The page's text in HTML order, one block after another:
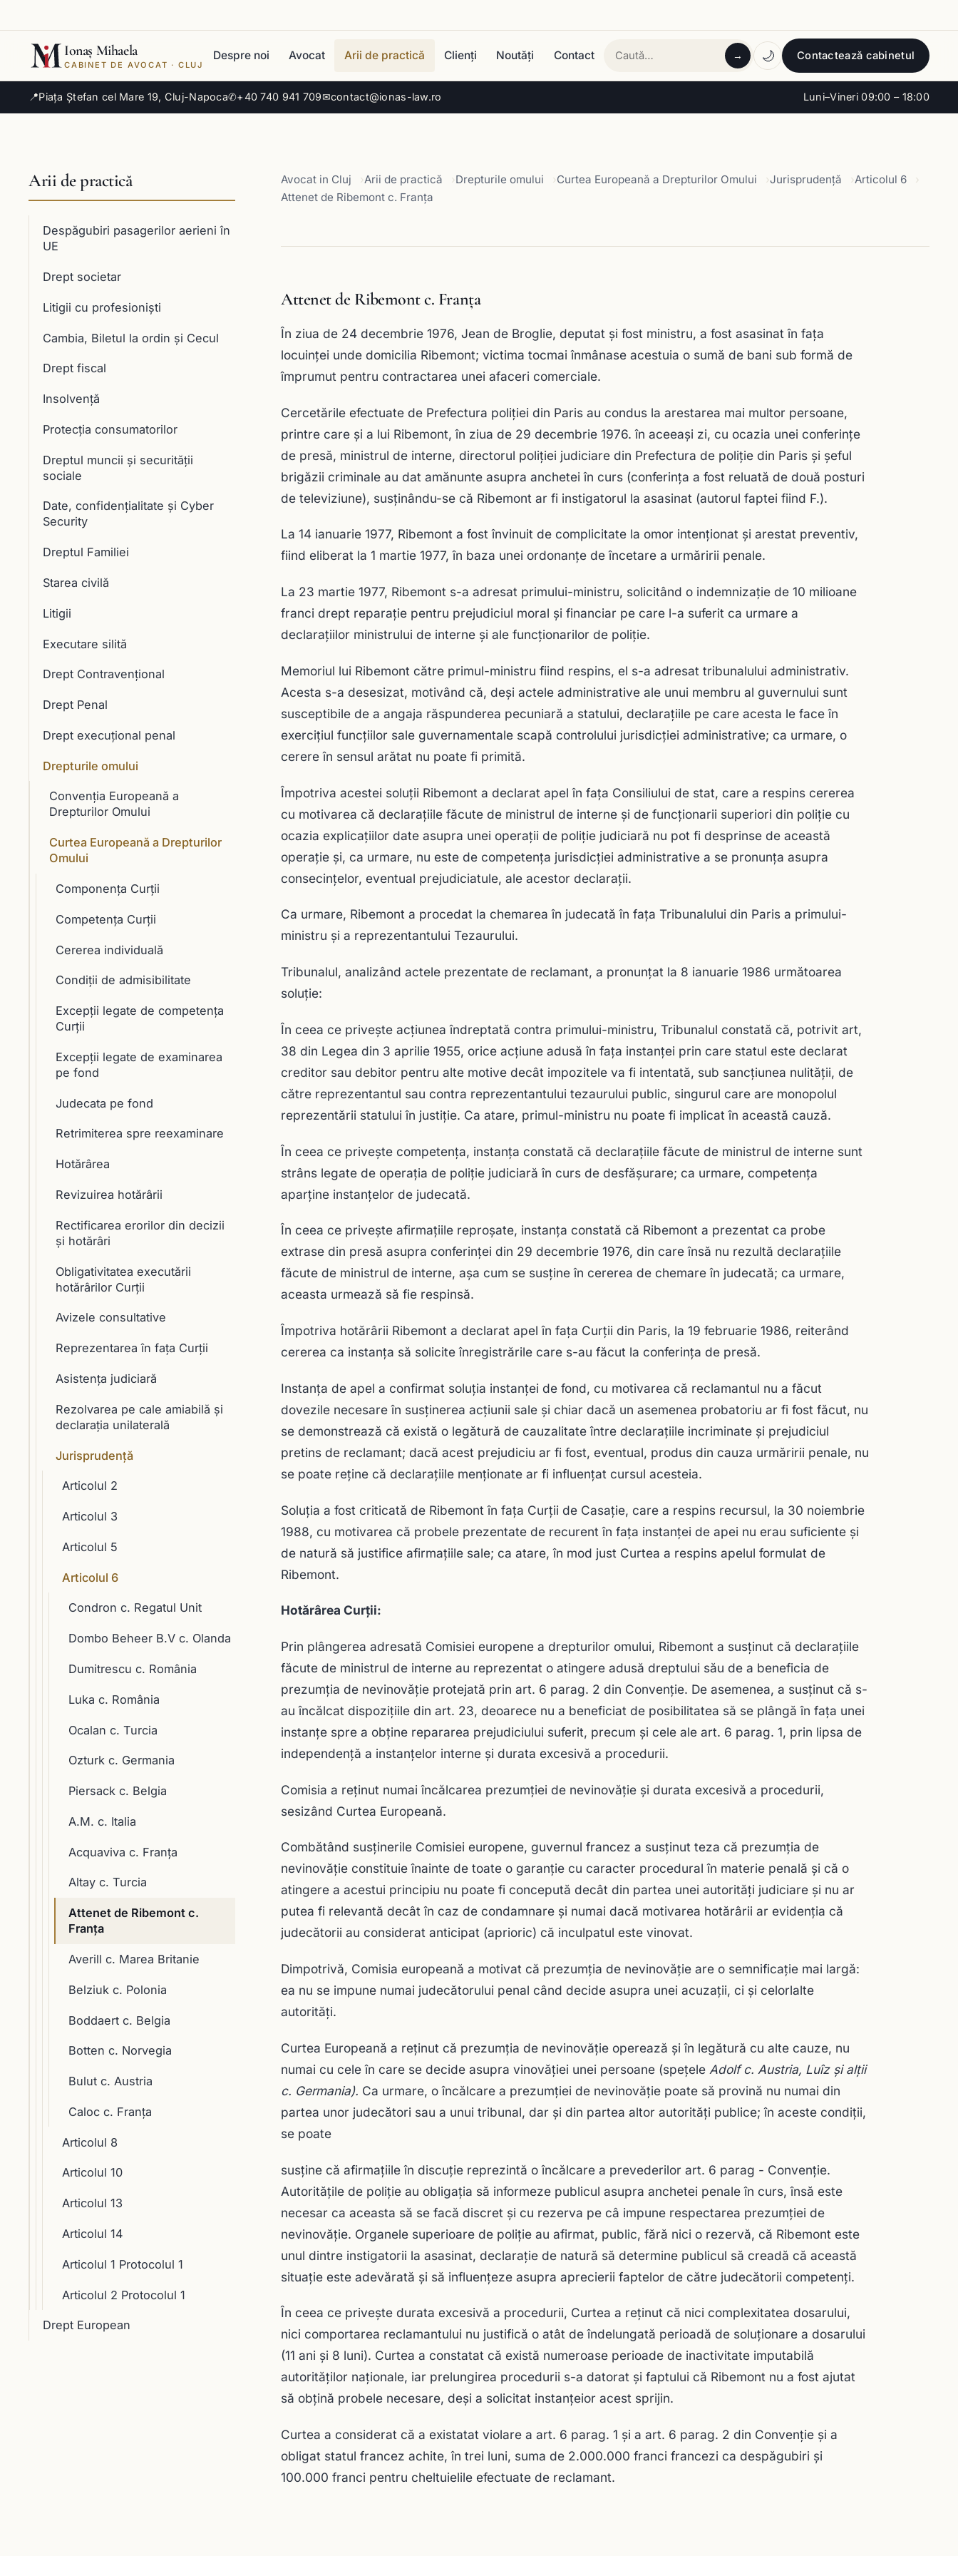
📍Piața Ștefan cel Mare 19, Cluj-Napoca✆+40 740 941 709✉contact@ionas-law.ro Luni–Vineri 09:00 – 18:00
Ionaș Mihaela
CABINET DE AVOCAT · CLUJ
Despre noi Avocat Arii de practică Clienți Noutăți Contact → 🌙 Contactează cabinetul
Arii de practică
Despăgubiri pasagerilor aerieni în
UE
Drept societar
Litigii cu profesioniști
Cambia, Biletul la ordin și Cecul
Drept fiscal
Insolvență
Protecția consumatorilor
Dreptul muncii și securității
sociale
Date, confidențialitate și Cyber
Security
Dreptul Familiei
Starea civilă
Litigii
Executare silită
Drept Contravențional
Drept Penal
Drept execuţional penal
Drepturile omului
Convenția Europeană a
Drepturilor Omului
Curtea Europeană a Drepturilor
Omului
Componenţa Curţii
Competența Curții
Cererea individuală
Condiții de admisibilitate
Excepții legate de competența
Curții
Excepții legate de examinarea
pe fond
Judecata pe fond
Retrimiterea spre reexaminare
Hotărârea
Revizuirea hotărârii
Rectificarea erorilor din decizii
şi hotărâri
Obligativitatea executării
hotărârilor Curţii
Avizele consultative
Reprezentarea în faţa Curţii
Asistenţa judiciară
Rezolvarea pe cale amiabilă şi
declaraţia unilaterală
Jurisprudență
Articolul 2
Articolul 3
Articolul 5
Articolul 6
Condron c. Regatul Unit
Dombo Beheer B.V c. Olanda
Dumitrescu c. România
Luka c. România
Ocalan c. Turcia
Ozturk c. Germania
Piersack c. Belgia
A.M. c. Italia
Acquaviva c. Franţa
Altay c. Turcia
Attenet de Ribemont c.
Franţa
Averill c. Marea Britanie
Belziuk c. Polonia
Boddaert c. Belgia
Botten c. Norvegia
Bulut c. Austria
Caloc c. Franţa
Articolul 8
Articolul 10
Articolul 13
Articolul 14
Articolul 1 Protocolul 1
Articolul 2 Protocolul 1
Drept European
Avocat in Cluj Arii de practică Drepturile omului Curtea Europeană a Drepturilor Omului Jurisprudență
Articolul 6
Attenet de Ribemont c. Franţa
Attenet de Ribemont c. Franţa
În ziua de 24 decembrie 1976, Jean de Broglie, deputat şi fost ministru, a fost asasinat în faţa
locuinţei unde domicilia Ribemont; victima tocmai înmânase acestuia o sumă de bani sub formă de
împrumut pentru contractarea unei afaceri comerciale.
Cercetările efectuate de Prefectura poliţiei din Paris au condus la arestarea mai multor persoane,
printre care şi a lui Ribemont, în ziua de 29 decembrie 1976. în aceeaşi zi, cu ocazia unei conferinţe
de presă, ministrul de interne, directorul poliţiei judiciare din Prefectura de poliţie din Paris şi şeful
brigăzii criminale au dat amănunte asupra anchetei în curs (conferinţa a fost reluată de două posturi
de televiziune), susţinându-se că Ribemont ar fi instigatorul la asasinat (autorul faptei fiind F.).
La 14 ianuarie 1977, Ribemont a fost învinuit de complicitate la omor intenţionat şi arestat preventiv,
fiind eliberat la 1 martie 1977, în baza unei ordonanţe de încetare a urmăririi penale.
La 23 martie 1977, Ribemont s-a adresat primului-ministru, solicitând o indemnizaţie de 10 milioane
franci drept reparaţie pentru prejudiciul moral şi financiar pe care l-a suferit ca urmare a
declaraţiilor ministrului de interne şi ale funcţionarilor de poliţie.
Memoriul lui Ribemont către primul-ministru fiind respins, el s-a adresat tribunalului administrativ.
Acesta s-a desesizat, motivând că, deşi actele administrative ale unui membru al guvernului sunt
susceptibile de a angaja răspunderea pecuniară a statului, declaraţiile pe care acesta le face în
exerciţiul funcţiilor sale guvernamentale scapă controlului jurisdicţiei administrative; ca urmare, o
cerere în sensul arătat nu poate fi primită.
Împotriva acestei soluţii Ribemont a declarat apel în faţa Consiliului de stat, care a respins cererea
cu motivarea că declaraţiile făcute de ministrul de interne şi de funcţionarii superiori din poliţie cu
ocazia explicaţiilor date asupra unei operaţii de poliţie judiciară nu pot fi desprinse de această
operaţie şi, ca urmare, nu este de competenţa jurisdicţiei administrative a se pronunţa asupra
consecinţelor, eventual prejudiciatule, ale acestor declaraţii.
Ca urmare, Ribemont a procedat la chemarea în judecată în faţa Tribunalului din Paris a primului-
ministru şi a reprezentantului Tezaurului.
Tribunalul, analizând actele prezentate de reclamant, a pronunţat la 8 ianuarie 1986 următoarea
soluţie:
În ceea ce priveşte acţiunea îndreptată contra primului-ministru, Tribunalul constată că, potrivit art,
38 din Legea din 3 aprilie 1955, orice acţiune adusă în faţa instanţei prin care statul este declarat
creditor sau debitor pentru alte motive decât impozitele va fi intentată, sub sancţiunea nulităţii, de
către reprezentantul sau contra reprezentantului tezaurului public, singurul care are monopolul
reprezentării statului în justiţie. Ca atare, primul-ministru nu poate fi implicat în această cauză.
În ceea ce priveşte competenţa, instanţa constată că declaraţiile făcute de ministrul de interne sunt
strâns legate de operaţia de poliţie judiciară în curs de desfăşurare; ca urmare, competenţa
aparţine instanţelor de judecată.
În ceea ce priveşte afirmaţiile reproşate, instanţa constată că Ribemont a prezentat ca probe
extrase din presă asupra conferinţei din 29 decembrie 1976, din care însă nu rezultă declaraţiile
făcute de ministrul de interne, aşa cum se susţine în cererea de chemare în judecată; ca urmare,
aceasta urmează să fie respinsă.
Împotriva hotărârii Ribemont a declarat apel în faţa Curţii din Paris, la 19 februarie 1986, reiterând
cererea ca instanţa să solicite înregistrările care s-au făcut la conferinţa de presă.
Instanţa de apel a confirmat soluţia instanţei de fond, cu motivarea că reclamantul nu a făcut
dovezile necesare în susţinerea acţiunii sale şi chiar dacă un asemenea probatoriu ar fi fost făcut, nu
se demonstrează că există o legătură de cauzalitate între declaraţiile incriminate şi prejudiciul
pretins de reclamant; dacă acest prejudiciu ar fi fost, eventual, produs din cauza urmăririi penale, nu
se poate reţine că declaraţiile menţionate ar fi influenţat cursul acesteia.
Soluţia a fost criticată de Ribemont în faţa Curţii de Casaţie, care a respins recursul, la 30 noiembrie
1988, cu motivarea că probele prezentate de recurent în faţa instanţei de apei nu erau suficiente şi
de natură să justifice afirmaţiile sale; ca atare, în mod just Curtea a respins apelul formulat de
Ribemont.
Hotărârea Curții:
Prin plângerea adresată Comisiei europene a drepturilor omului, Ribemont a susţinut că declaraţiile
făcute de ministrul de interne au reprezentat o atingere adusă dreptului său de a beneficia de
prezumţia de nevinovăţie protejată prin art. 6 parag. 2 din Convenţie. De asemenea, a susţinut că s-
au încălcat dispoziţiile din art. 23, deoarece nu a beneficiat de posibilitatea să se plângă în faţa unei
instanţe spre a obţine repararea prejudiciului suferit, precum şi cele ale art. 6 parag. 1, prin lipsa de
independenţă a instanţelor interne şi durata excesivă a procedurii.
Comisia a reţinut numai încălcarea prezumţiei de nevinovăţie şi durata excesivă a procedurii,
sesizând Curtea Europeană.
Combătând susţinerile Comisiei europene, guvernul francez a susţinut teza că prezumţia de
nevinovăţie constituie înainte de toate o garanţie cu caracter procedural în materie penală şi că o
atingere a acestui principiu nu poate fi concepută decât din partea unei autorităţi judiciare şi nu ar
putea fi relevantă decât în caz de condamnare şi numai dacă motivarea hotărârii ar evidenţia că
judecătorii au considerat anticipat (aprioric) că inculpatul este vinovat.
Dimpotrivă, Comisia europeană a motivat că prezumţia de nevinovăţie are o semnificaţie mai largă:
ea nu se impune numai judecătorului penal când decide asupra unei acuzaţii, ci şi celorlalte
autorităţi.
Curtea Europeană a reţinut că prezumţia de nevinovăţie operează şi în legătură cu alte cauze, nu
numai cu cele în care se decide asupra vinovăţiei unei persoane (speţele Adolf c. Austria, Luîz şi alţii
c. Germania). Ca urmare, o încălcare a prezumţiei de nevinovăţie poate să provină nu numai din
partea unor judecători sau a unui tribunal, dar şi din partea altor autorităţi publice; în aceste condiţii,
se poate
susţine că afirmaţiile în discuţie reprezintă o încălcare a prevederilor art. 6 parag - Convenţie.
Autorităţile de poliţie au obligaţia să informeze publicul asupra anchetei penale în curs, însă este
necesar ca aceasta să se facă discret şi cu rezerva pe câ impune respectarea prezumţiei de
nevinovăţie. Organele superioare de poliție au afirmat, public, fără nici o rezervă, că Ribemont este
unul dintre instigatorii la asasinat, declaraţie de natură să determine publicul să creadă că această
situaţie este adevărată și să influenţeze asupra aprecierii faptelor de către judecătorii competenţi.
În ceea ce priveşte durata excesivă a procedurii, Curtea a reţinut că nici complexitatea dosarului,
nici comportarea reclamantului nu justifică o atât de îndelungată perioadă de soluţionare a dosarului
(11 ani şi 8 luni). Curtea a constatat că există numeroase perioade de inactivitate imputabilă
autorităţilor naţionale, iar prelungirea procedurii s-a datorat și faptului că Ribemont nu a fost ajutat
să obţină probele necesare, deşi a solicitat instanţeior acest sprijin.
Curtea a considerat că a existatat violare a art. 6 parag. 1 şi a art. 6 parag. 2 din Convenţie şi a
obligat statul francez achite, în trei luni, suma de 2.000.000 franci francezi ca despăgubiri şi
100.000 franci pentru cheltuielile efectuate de reclamant.